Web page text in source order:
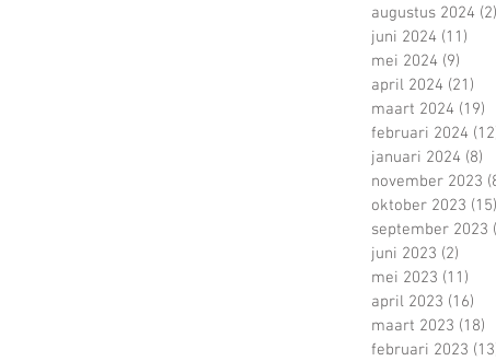
augustus 2024 (2)
juni 2024 (11)
mei 2024 (9)
april 2024 (21)
maart 2024 (19)
februari 2024
januari 2024 (8)
november 2023
oktober 2023 (15)
september 2023
juni 2023 (2)
mei 2023 (11)
april 2023 (16)
maart 2023 (18)
februari 2023